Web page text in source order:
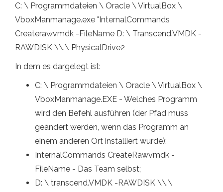
C: \ Programmdateien \ Oracle \ VirtualBox \
VboxManmanage.exe "InternalCommands
Createrawvmdk -FileName D: \ Transcend.VMDK -
RAWDISK \\.\ PhysicalDrive2
In dem es dargelegt ist:
C: \ Programmdateien \ Oracle \ VirtualBox \
VboxManmanage.EXE - Welches Programm
wird den Befehl ausführen (der Pfad muss
geändert werden, wenn das Programm an
einem anderen Ort installiert wurde);
InternalCommands CreateRawvmdk -
FileName - Das Team selbst;
D: \ transcend.VMDK -RAWDISK \\.\